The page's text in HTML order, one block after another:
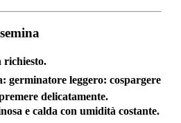
richiesto.
germinatore leggero: cospargere
delicatamente.
e calda con umidità costante.